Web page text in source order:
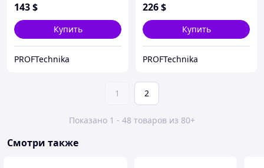
143$
Купить
PROFTechnika
226$
Купить
PROFTechnika
1 2
Показано 1 - 48 товаров из 80+
Смотри также